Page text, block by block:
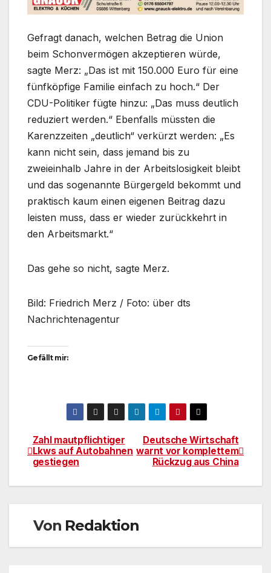
Gefragt danach, welchen Betrag die Union
beim Schonvermögen akzeptieren würde,
sagte Merz: „Das ist mit 150.000 Euro für eine
fünfköpfige Familie einfach zu hoch.“ Der
CDU-Politiker fügte hinzu: „Das muss deutlich
reduziert werden.“ Ebenfalls müssten die
Karenzzeiten „deutlich“ verkürzt werden: „Es
kann nicht sein, dass jemand bis zu
zweieinhalb Jahre in der Arbeitslosigkeit bleibt
und das sogenannte Bürgergeld bekommt und
praktisch kaum einen eigenen Beitrag dazu
leisten muss, dass er wieder zurückkehrt in
den Arbeitsmarkt.“
Das gehe so nicht, sagte Merz.
Bild: Friedrich Merz / Foto: über dts
Nachrichtenagentur
Gefällt mir:
Beitragsnavigation
Deutsche Wirtschaft
warnt vor komplettem
Rückzug aus China
Zahl mautpflichtiger
Lkws auf Autobahnen
gestiegen
Von Redaktion